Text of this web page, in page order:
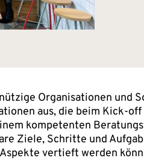
Organisationen
aus, die beim Kick-
kompetenten
Ziele, Schritte und
vertieft werden